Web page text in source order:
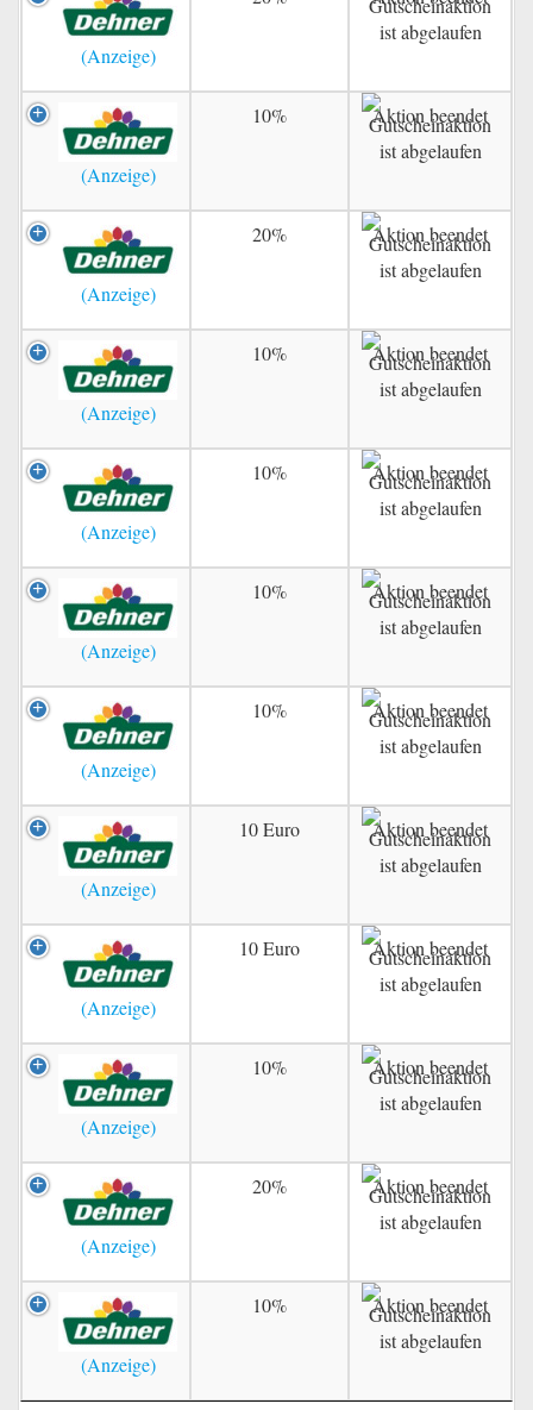
10% Aktion beendet
20% Aktion beendet
10% Aktion beendet
10% Aktion beendet
10% Aktion beendet
10% Aktion beendet
10 Euro Aktion beendet
10 Euro Aktion beendet
10% Aktion beendet
20% Aktion beendet
10% Aktion beendet